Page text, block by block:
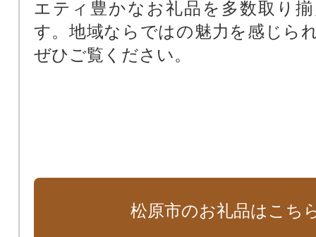
エティ豊かなお礼品を多数取り
す。地域ならではの魅力を感じら
ぜひご覧ください。
松原市のお礼品はこち